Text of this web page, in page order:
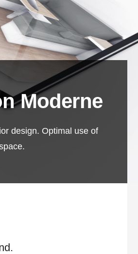
Moderne
design. Optimal use of